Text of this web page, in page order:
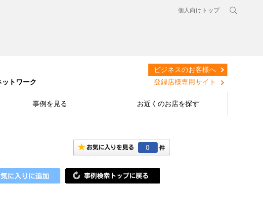
個人向けトップ
トワーク
ビジネスのお客様へ
登録店様専用サイト
事例を見る お近くのお店を探す
0